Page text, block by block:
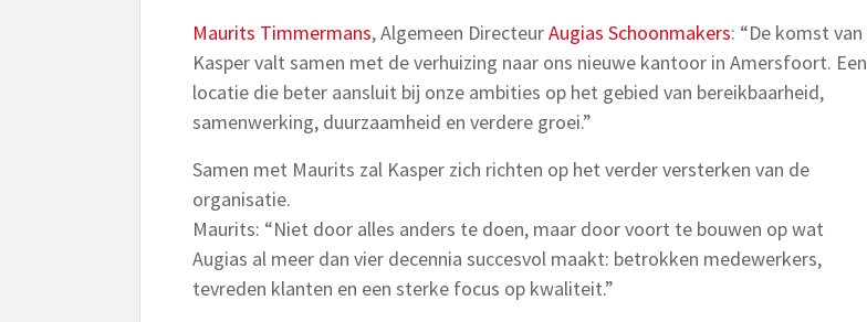
Maurits Timmermans, Algemeen DirecteurAugias Schoonmakers: “De komst van
Kasper valt samen met de verhuizing naar ons nieuwe kantoor in Amersfoort. Een
locatie die beter aansluit bij onze ambities op het gebied van bereikbaarheid,
samenwerking, duurzaamheid en verdere groei.”
Samen met Maurits zal Kasper zich richten op het verder versterken van de
organisatie.
Maurits: “Niet door alles anders te doen, maar door voort te bouwen op wat
Augias al meer dan vier decennia succesvol maakt: betrokken medewerkers,
tevreden klanten en een sterke focus op kwaliteit.”